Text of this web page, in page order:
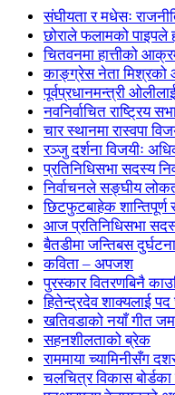
संघीयता र मधेसः
छोराले फलामको पाइपले
चितवनमा हात्तीको
काङ्ग्रेस नेता मिश्रको
पूर्वप्रधानमन्त्री
नवनिर्वाचित राष्ट्रिय
चार स्थानमा रास्वपा
रञ्जु दर्शना विजयीः
प्रतिनिधिसभा सदस्य
निर्वाचनले सङ्घीय
छिटफुटबाहेक शान्तिपूर्ण
आज प्रतिनिधिसभा
बैतडीमा जन्तिबस
कविता – अपजश
पुरस्कार वितरणबिनै
हितेन्द्रदेव शाक्यलाई
खतिवडाको नयाँ गीत
सहनशीलताको ब्रेक
राममाया च्यामिनीसँग
चलचित्र विकास